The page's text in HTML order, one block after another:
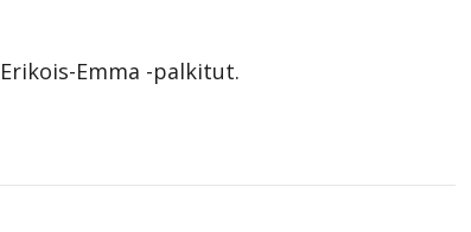
Emma -palkitut.